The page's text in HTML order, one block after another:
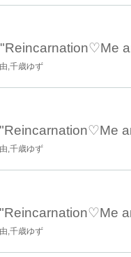
,千歳ゆず
,千歳ゆず
,千歳ゆず